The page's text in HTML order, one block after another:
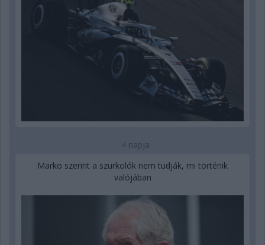
4 napja
Marko szerint a szurkolók nem tudják, mi történik
valójában